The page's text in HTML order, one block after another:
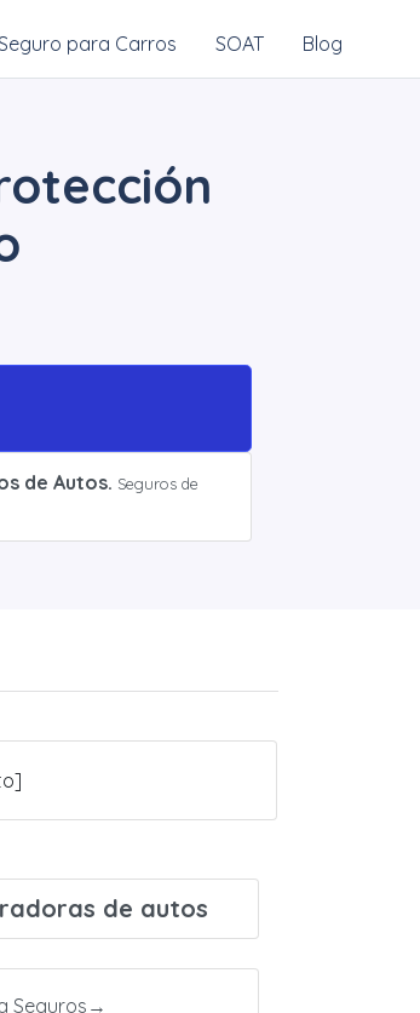
para Carros SOAT Blog
de Autos. Seguros de
de autos
Seguros →